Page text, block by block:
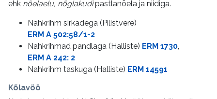
ehk nõelaelu, nõglakudipastlanõela ja niidiga.
Nahkrihm sirkadega (Pilistvere)
ERM A 502:58/1-2
Nahkrihmad pandlaga (Halliste) ERM 1730,
ERM A 242: 2
Nahkrihm taskuga (Halliste) ERM 14591
Kõlavöö